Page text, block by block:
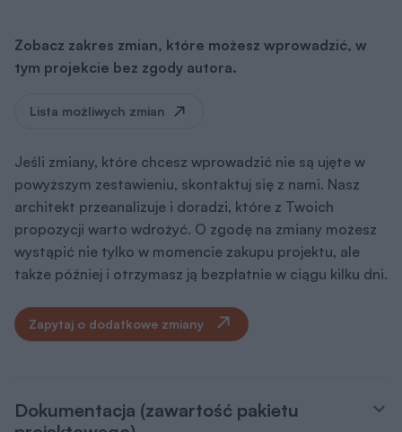
Zobacz zakres zmian, które możesz wprowadzić, w
tym projekcie bez zgody autora.
Lista możliwych zmian
Jeśli zmiany, które chcesz wprowadzić nie są ujęte w
powyższym zestawieniu, skontaktuj się z nami. Nasz
architekt przeanalizuje i doradzi, które z Twoich
propozycji warto wdrożyć. O zgodę na zmiany możesz
wystąpić nie tylko w momencie zakupu projektu, ale
także później i otrzymasz ją bezpłatnie w ciągu kilku dni.
Zapytaj o dodatkowe zmiany
Dokumentacja (zawartość pakietu